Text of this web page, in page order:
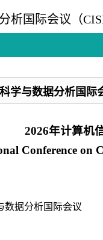
析国际会议（
学与数据分析国际
2026年计算机
Conference on
数据分析国际会议